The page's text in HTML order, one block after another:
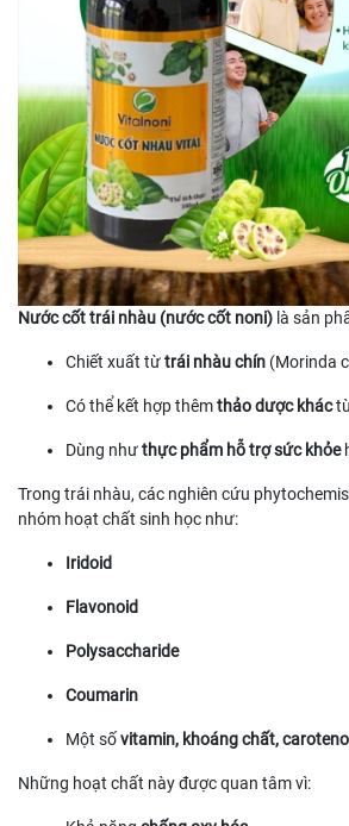
Nước cốt trái nhàu (nước cốt noni) là sản
Chiết xuất từtrái nhàu chín (Morinda
Có thể kết hợp thêmthảo dược khác
Dùng nhưthực phẩm hỗ trợ sức khỏe
Trong trái nhàu, các nghiên cứu
nhóm hoạt chất sinh học như:
Iridoid
Flavonoid
Polysaccharide
Coumarin
Một sốvitamin, khoáng chất,
Những hoạt chất này được quan tâm vì: